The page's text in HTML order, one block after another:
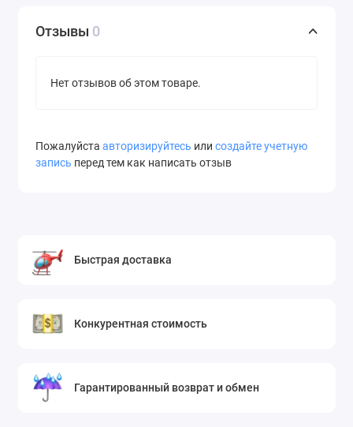
Отзывы 0
Нет отзывов об этом товаре.
Пожалуйста авторизируйтесь или создайте учетную
запись перед тем как написать отзыв
Быстрая доставка
Конкурентная стоимость
Гарантированный возврат и обмен